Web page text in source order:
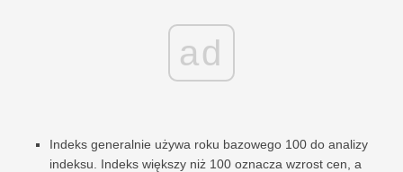
ad
Indeks generalnie używa roku bazowego 100 do analizy
indeksu. Indeks większy niż 100 oznacza wzrost cen, a